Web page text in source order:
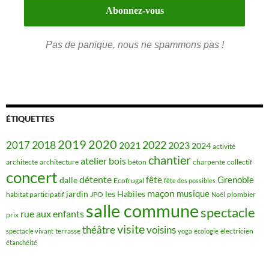
Pas de panique, nous ne spammons pas !
ÉTIQUETTES
201720182019 2020 2021 2022 2023 2024 activité
architecte architecture atelier bois béton chantier charpente collectif
concert dalledétente Ecofrugal fête fête des possibles Grenoble
habitat participatif jardin JPO les Habiles maçon musique Noël plombier
prix rue aux enfants salle communespectacle
spectacle vivant terrasse théâtrevisitevoisins yoga écologie électricien
étanchéité